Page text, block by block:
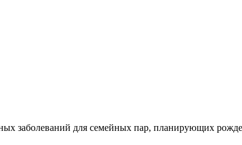
заболеваний для семейных пар, планирующих